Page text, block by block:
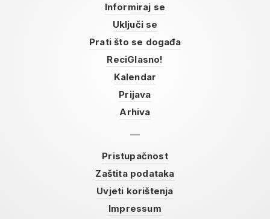
Informiraj se
Uključi se
Prati što se događa
ReciGlasno!
Kalendar
Prijava
Arhiva
Pristupačnost
Zaštita podataka
Uvjeti korištenja
Impressum